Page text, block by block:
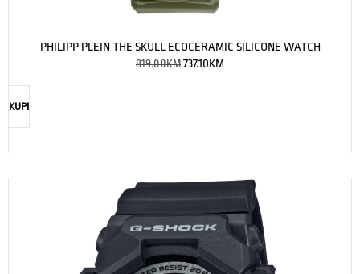
PHILIPP PLEIN THE SKULL ECOCERAMIC SILICONE WATCH
819.00KM737.10KM
KUPI